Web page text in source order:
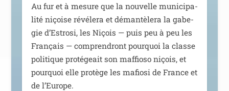
Au fur et à mesure que la nou­velle muni­ci­pa­
li­té niçoise révé­le­ra et déman­tè­le­ra la gabe­
gie d’Estrosi, les Niçois — puis peu à peu les
Français — com­pren­dront pour­quoi la classe
poli­tique pro­té­geait son maf­fio­so niçois, et
pour­quoi elle pro­tège les mafio­si de France et
de l’Europe.